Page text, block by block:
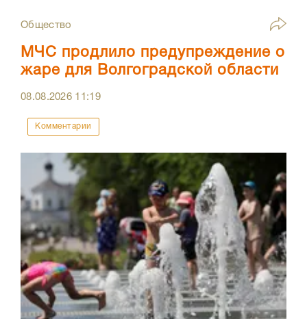
Общество
МЧС продлило предупреждение о
жаре для Волгоградской области
08.08.2026 11:19
Комментарии